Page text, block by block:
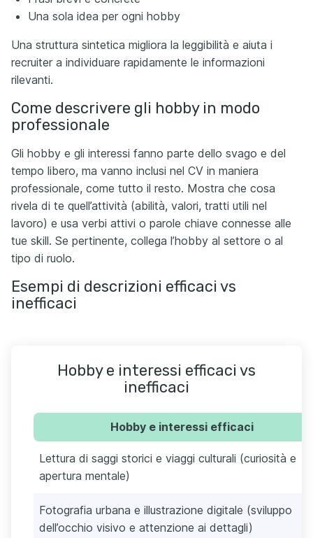
Una sola idea per ogni hobby
Una struttura sintetica migliora la leggibilità e aiuta i
recruiter a individuare rapidamente le informazioni
rilevanti.
Come descrivere gli hobby in modo
professionale
Gli hobby e gli interessi fanno parte dello svago e del
tempo libero, ma vanno inclusi nel CV in maniera
professionale, come tutto il resto. Mostra che cosa
rivela di te quell’attività (abilità, valori, tratti utili nel
lavoro) e usa verbi attivi o parole chiave connesse alle
tue skill. Se pertinente, collega l’hobby al settore o al
tipo di ruolo.
Esempi di descrizioni efficaci vs
inefficaci
Hobby e interessi efficaci vs
inefficaci
Hobby e interessi efficaci
Lettura di saggi storici e viaggi culturali (curiosità e
apertura mentale)
Fotografia urbana e illustrazione digitale (sviluppo
dell’occhio visivo e attenzione ai dettagli)